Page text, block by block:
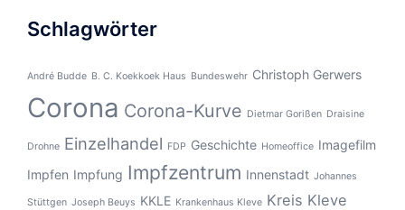
Schlagwörter
André Budde B. C. Koekkoek Haus Bundeswehr Christoph Gerwers
Corona Corona-Kurve Dietmar Gorißen Draisine
Drohne Einzelhandel FDP Geschichte Homeoffice Imagefilm
Impfen Impfung Impfzentrum Innenstadt Johannes
Stüttgen Joseph Beuys KKLE Krankenhaus Kleve Kreis Kleve